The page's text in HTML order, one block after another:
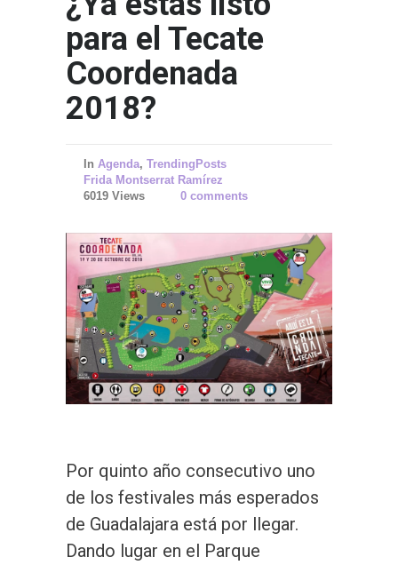
para el Tecate
Coordenada
2018?
In Agenda, TrendingPosts
Frida Montserrat Ramírez
6019 Views
0 comments
Por quinto año consecutivo uno
de los festivales más esperados
de Guadalajara está por llegar.
Dando lugar en el Parque